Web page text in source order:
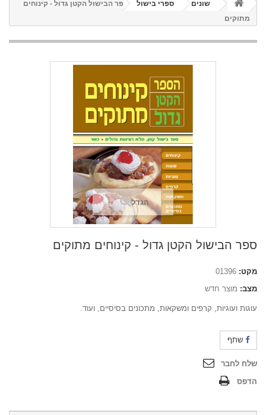
שונים ספרי בישול
ספר הבישול הקטן גדול - קינוחים
מתוקים
הגדל
ספר הבישול הקטן גדול - קינוחים מתוקים
מקט: 01396
מצב: מוצר חדש
עוגות ועוגיות, קרפים ומשקאות, מתכונים בסיסיים, ועוד.
שתף
שלח לחבר
הדפס